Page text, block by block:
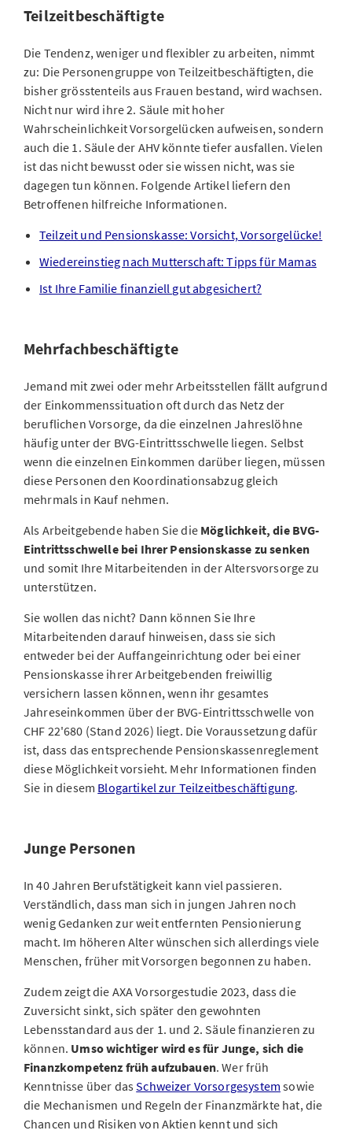
Teilzeitbeschäftigte
Die Tendenz, weniger und flexibler zu arbeiten, nimmt
zu: Die Personengruppe von Teilzeitbeschäftigten, die
bisher grösstenteils aus Frauen bestand, wird wachsen.
Nicht nur wird ihre 2. Säule mit hoher
Wahrscheinlichkeit Vorsorgelücken aufweisen, sondern
auch die 1. Säule der AHV könnte tiefer ausfallen. Vielen
ist das nicht bewusst oder sie wissen nicht, was sie
dagegen tun können. Folgende Artikel liefern den
Betroffenen hilfreiche Informationen.
Teilzeit und Pensionskasse: Vorsicht, Vorsorgelücke!
Wiedereinstieg nach Mutterschaft: Tipps für Mamas
Ist Ihre Familie finanziell gut abgesichert?
Mehrfachbeschäftigte
Jemand mit zwei oder mehr Arbeitsstellen fällt aufgrund
der Einkommenssituation oft durch das Netz der
beruflichen Vorsorge, da die einzelnen Jahreslöhne
häufig unter der BVG-Eintrittsschwelle liegen. Selbst
wenn die einzelnen Einkommen darüber liegen, müssen
diese Personen den Koordinationsabzug gleich
mehrmals in Kauf nehmen.
Als Arbeitgebende haben Sie die Möglichkeit, die BVG-
Eintrittsschwelle bei Ihrer Pensionskasse zu senken
und somit Ihre Mitarbeitenden in der Altersvorsorge zu
unterstützen.
Sie wollen das nicht? Dann können Sie Ihre
Mitarbeitenden darauf hinweisen, dass sie sich
entweder bei der Auffangeinrichtung oder bei einer
Pensionskasse ihrer Arbeitgebenden freiwillig
versichern lassen können, wenn ihr gesamtes
Jahreseinkommen über der BVG-Eintrittsschwelle von
CHF 22'680 (Stand 2026) liegt. Die Voraussetzung dafür
ist, dass das entsprechende Pensionskassenreglement
diese Möglichkeit vorsieht. Mehr Informationen finden
Sie in diesem Blogartikel zur Teilzeitbeschäftigung.
Junge Personen
In 40 Jahren Berufstätigkeit kann viel passieren.
Verständlich, dass man sich in jungen Jahren noch
wenig Gedanken zur weit entfernten Pensionierung
macht. Im höheren Alter wünschen sich allerdings viele
Menschen, früher mit Vorsorgen begonnen zu haben.
Zudem zeigt die AXA Vorsorgestudie 2023, dass die
Zuversicht sinkt, sich später den gewohnten
Lebensstandard aus der 1. und 2. Säule finanzieren zu
können. Umso wichtiger wird es für Junge, sich die
Finanzkompetenz früh aufzubauen. Wer früh
Kenntnisse über dasSchweizer Vorsorgesystem sowie
die Mechanismen und Regeln der Finanzmärkte hat, die
Chancen und Risiken von Aktien kennt und sich